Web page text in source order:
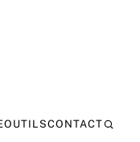
OUTILSCONTACT